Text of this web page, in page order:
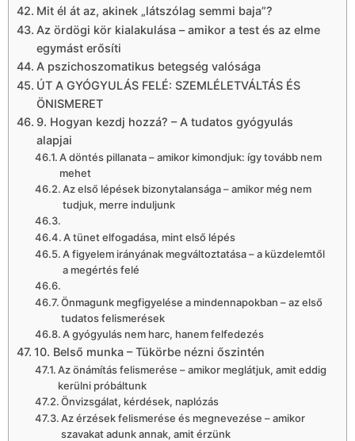
Mit él át az, akinek „látszólag semmi baja”?
Az ördögi kör kialakulása – amikor a test és az elme
egymást erősíti
A pszichoszomatikus betegség valósága
ÚT A GYÓGYULÁS FELÉ: SZEMLÉLETVÁLTÁS ÉS
ÖNISMERET
9. Hogyan kezdj hozzá? – A tudatos gyógyulás
alapjai
A döntés pillanata – amikor kimondjuk: így tovább nem
mehet
Az első lépések bizonytalansága – amikor még nem
tudjuk, merre induljunk
A tünet elfogadása, mint első lépés
A figyelem irányának megváltoztatása – a küzdelemtől
a megértés felé
Önmagunk megfigyelése a mindennapokban – az első
tudatos felismerések
A gyógyulás nem harc, hanem felfedezés
10. Belső munka – Tükörbe nézni őszintén
Az önámítás felismerése – amikor meglátjuk, amit eddig
kerülni próbáltunk
Önvizsgálat, kérdések, naplózás
Az érzések felismerése és megnevezése – amikor
szavakat adunk annak, amit érzünk